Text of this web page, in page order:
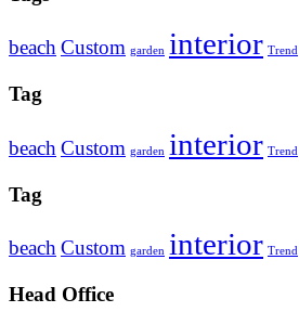
beachCustom garden interior Trend
Tag
beach Custom garden interior Trend
Tag
beachCustom garden interior Trend
Head Office